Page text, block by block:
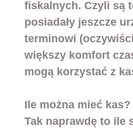
fiskalnych. Czyli są
posiadały jeszcze
terminowi
większy komfort
mogą korzystać z
Ile można mieć kas?
Tak naprawdę to ile